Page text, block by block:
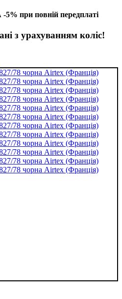
при повній передплаті
з урахуванням коліс!